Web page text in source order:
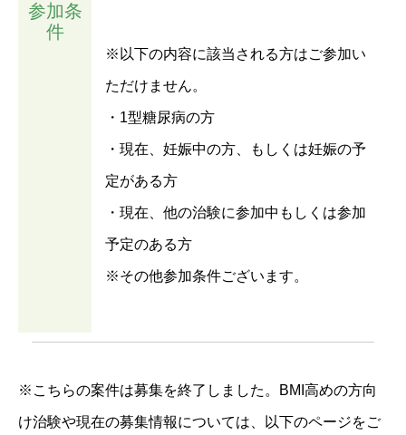
参加条
件
※以下の内容に該当される方はご参加い
ただけません。
・1型糖尿病の方
・現在、妊娠中の方、もしくは妊娠の予
定がある方
・現在、他の治験に参加中もしくは参加
予定のある方
※その他参加条件ございます。
※こちらの案件は募集を終了しました。BMI高めの方向
け治験や現在の募集情報については、以下のページをご